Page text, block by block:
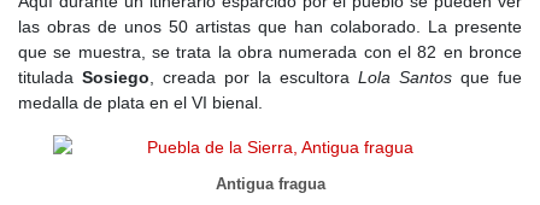
vegetal.
A principios delsiglo XX , la deforestación causada por la venta
de madera y carbón a las compañías ferroviarias tuvo un impacto
negativo en el ecosistema local. Durante la Guerra Civil, Puebla
sufrieron graves daños. En la posguerra, el Instituto Nacional de
Colonización repobló los montes con especies forestales.
las obras de unos 50 artistas que han colaborado. La presente
que se muestra, se trata la obra numerada con el 82 en bronce
titulada Sosiego, creada por la escultora Lola Santos que fue
medalla de plata en el VI bienal.
Antigua fragua